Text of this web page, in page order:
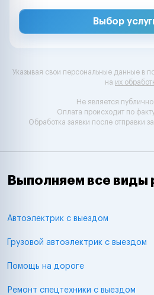
Выбор
Указывая свои персональные данные в
на их
Не является
Оплата происходит по
Обработка заявки после отправки
Выполняем все виды
Автоэлектрик с выездом
Грузовой автоэлектрик с выездом
Помощь на дороге
Ремонт спецтехники с выездом